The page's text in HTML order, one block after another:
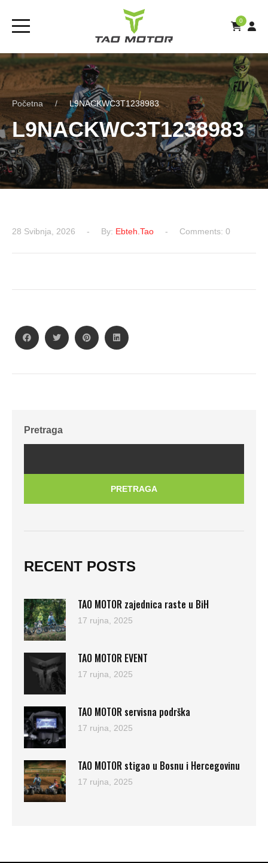
0
Početna L9NACKWC3T1238983
L9NACKWC3T1238983
28 Svibnja, 2026 By: Ebteh.tao Comments: 0
Pretraga
PRETRAGA
RECENT POSTS
TAO MOTOR zajednica raste u BiH
17 rujna, 2025
TAO MOTOR EVENT
17 rujna, 2025
TAO MOTOR servisna podrška
17 rujna, 2025
TAO MOTOR stigao u Bosnu i Hercegovinu
17 rujna, 2025